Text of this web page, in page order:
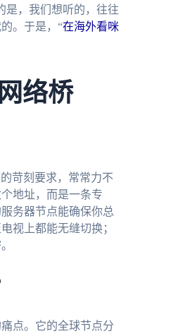
是，我们想听的，往往
。于是，“在海外看咪
络桥
苛刻要求，常常力不
地址，而是一条专
务器节点能确保你总
视上都能无缝切换；
点。它的全球节点分